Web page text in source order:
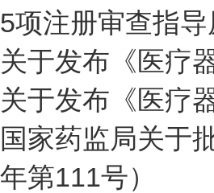
5项注册审查指
关于发布《医疗
关于发布《医疗
国家药监局关于
年第111号）